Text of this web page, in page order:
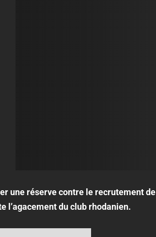
une réserve contre le recrutement de
l’agacement du club rhodanien.